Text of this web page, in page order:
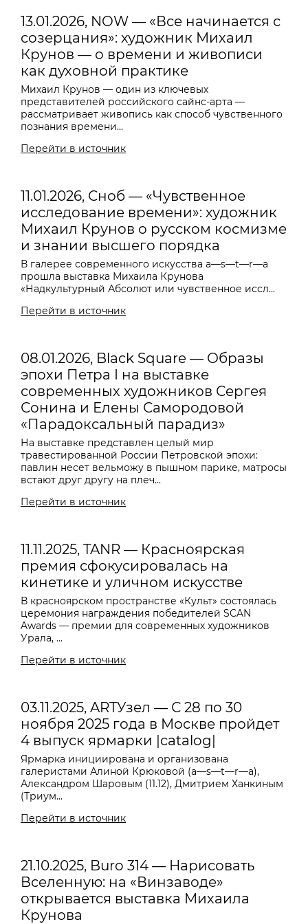
13.01.2026, NOW — «Все начинается с
созерцания»: художник Михаил
Крунов — о времени и живописи
как духовной практике
Михаил Крунов — один из ключевых
представителей российского сайнс-арта —
рассматривает живопись как способ чувственного
познания времени...
Перейти в источник
11.01.2026, Сноб — «Чувственное
исследование времени»: художник
Михаил Крунов о русском космизме
и знании высшего порядка
В галерее современного искусства a—s—t—r—a
прошла выставка Михаила Крунова
«Надкультурный Абсолют или чувственное иссл...
Перейти в источник
08.01.2026, Black Square — Образы
эпохи Петра I на выставке
современных художников Сергея
Сонина и Елены Самородовой
«Парадоксальный парадиз»
На выставке представлен целый мир
травестированной России Петровской эпохи:
павлин несет вельможу в пышном парике, матросы
встают друг другу на плеч...
Перейти в источник
11.11.2025, TANR — Красноярская
премия сфокусировалась на
кинетике и уличном искусстве
В красноярском пространстве «Культ» состоялась
церемония награждения победителей SCAN
Awards — премии для современных художников
Урала, ...
Перейти в источник
03.11.2025, ARTУзел — С 28 по 30
ноября 2025 года в Москве пройдет
4 выпуск ярмарки |catalog|
Ярмарка инициирована и организована
галеристами Алиной Крюковой (a—s—t—r—a),
Александром Шаровым (11.12), Дмитрием Ханкиным
(Триум...
Перейти в источник
21.10.2025, Buro 314 — Нарисовать
Вселенную: на «Винзаводе»
открывается выставка Михаила
Крунова